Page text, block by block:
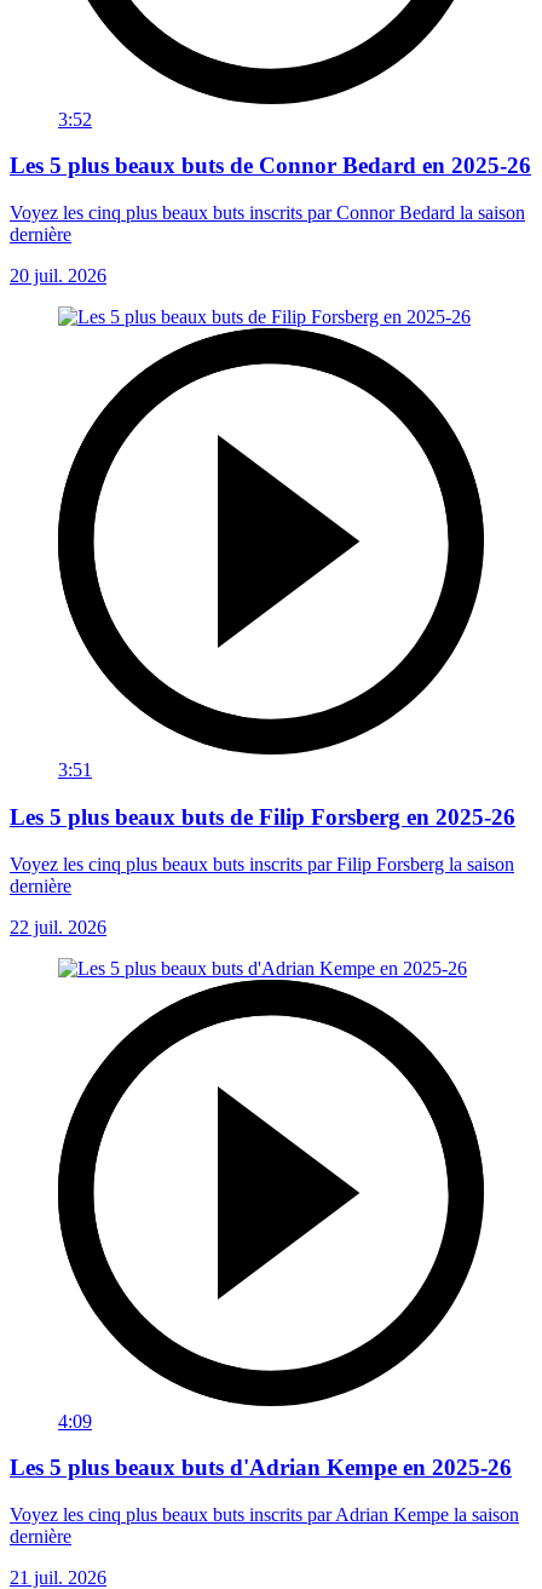
3:52
Les 5 plus beaux buts de Connor Bedard en 2025-26
Voyez les cinq plus beaux buts inscrits par Connor Bedard la saison
dernière
20 juil. 2026
3:51
Les 5 plus beaux buts de Filip Forsberg en 2025-26
Voyez les cinq plus beaux buts inscrits par Filip Forsberg la saison
dernière
22 juil. 2026
4:09
Les 5 plus beaux buts d'Adrian Kempe en 2025-26
Voyez les cinq plus beaux buts inscrits par Adrian Kempe la saison
dernière
21 juil. 2026